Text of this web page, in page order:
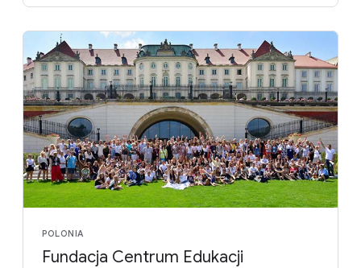
POLONIA
Fundacja Centrum Edukacji